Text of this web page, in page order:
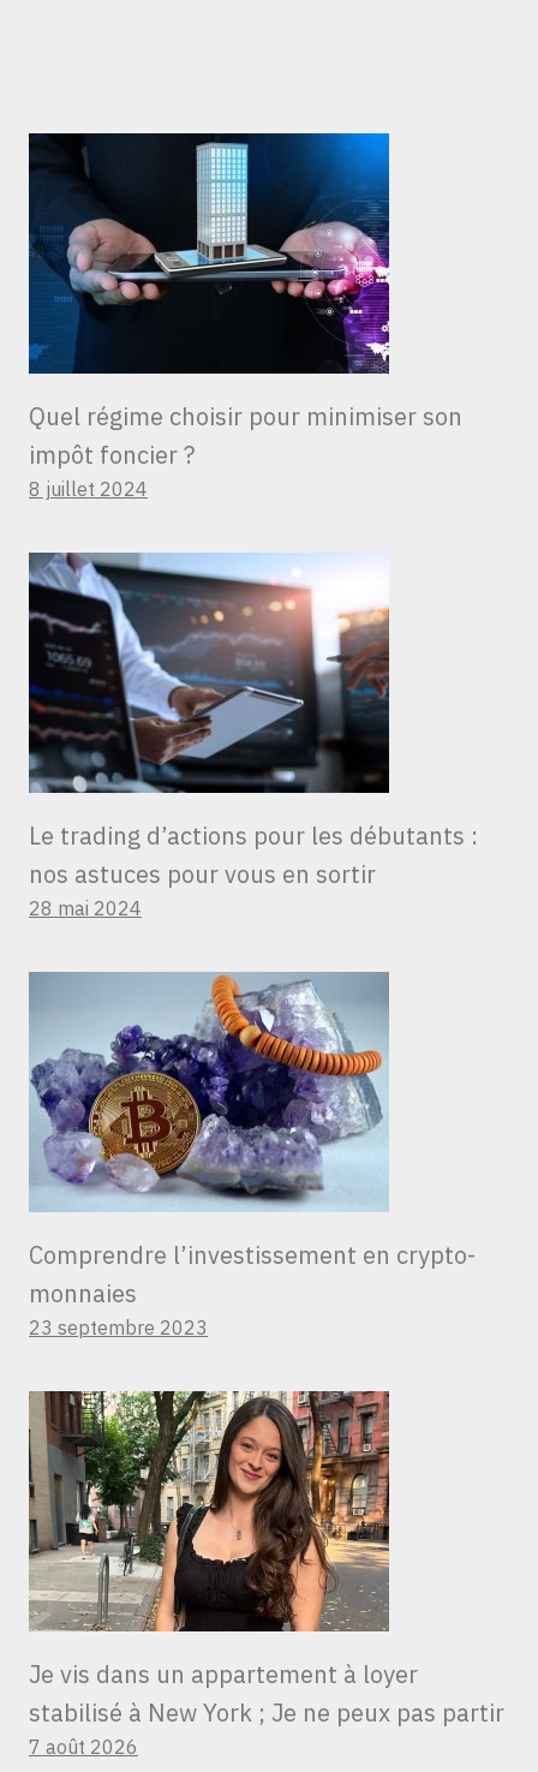
Quel régime choisir pour minimiser son
impôt foncier ?
8 juillet 2024
Le trading d’actions pour les débutants :
nos astuces pour vous en sortir
28 mai 2024
Comprendre l’investissement en crypto-
monnaies
23 septembre 2023
Je vis dans un appartement à loyer
stabilisé à New York ; Je ne peux pas partir
7 août 2026